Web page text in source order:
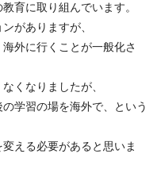
育に取り組んでいます。
がありますが、
外に行くことが一般化さ
くなりましたが、
学習の場を海外で、という
える必要があると思いま